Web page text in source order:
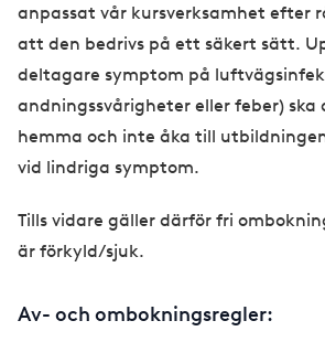
anpassat vår kursverksamhet efter
att den bedrivs på ett säkert sätt.
deltagare symptom på
andningssvårigheter eller feber)
hemma och inte åka till
vid lindriga symptom.
Tills vidare gäller därför fri
är förkyld/sjuk.
Av- och ombokningsregler: